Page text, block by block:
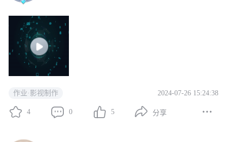
作业·影视制作 2024-07-26 15:24:38
4 0 5 分享